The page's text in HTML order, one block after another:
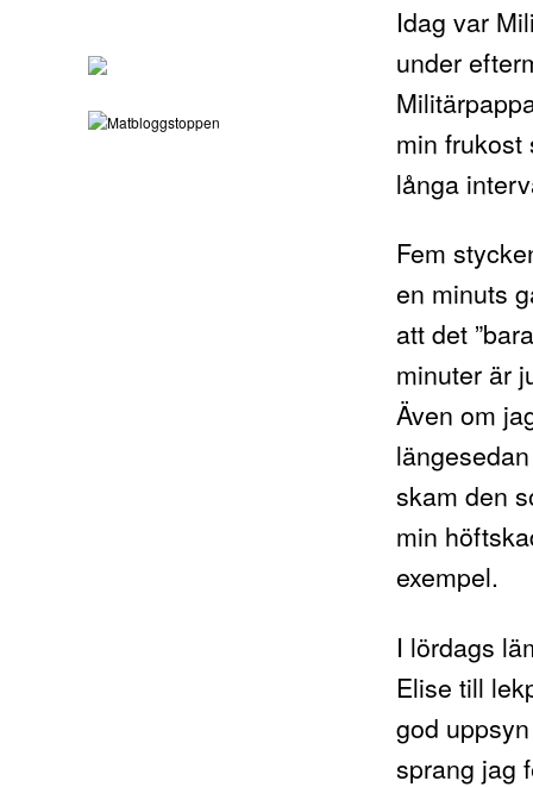
Idag var
under
min frukost
långa
Fem
en minuts
att det
minuter är
Även om
skam den
min
exempel.
I lördags
Elise till
god
sprang jag